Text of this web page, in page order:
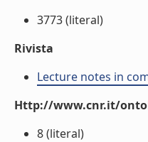
3773 (literal)
Rivista
Lecture notes in
Http://www.cnr.it/
8 (literal)